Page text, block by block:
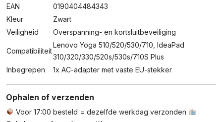
EAN
0190404484343
Kleur
Zwart
Veiligheid
Overspanning- en kortsluitbeveiliging
Compatibiliteit
Lenovo Yoga 510/520/530/710, IdeaPad
310/320/330/520s/530s/710S Plus
Inbegrepen
1x AC-adapter met vaste EU-stekker
Ophalen of verzenden
Voor 17:00 besteld = dezelfde werkdag verzonden